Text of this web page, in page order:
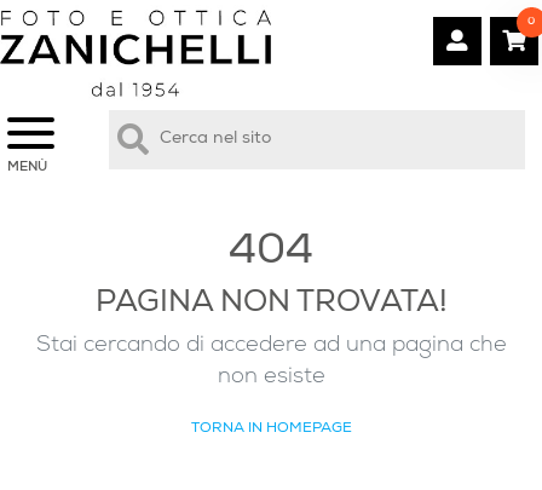
MENÙ
0
404
PAGINA NON TROVATA!
Stai cercando di accedere ad una pagina che
non esiste
TORNA IN HOMEPAGE